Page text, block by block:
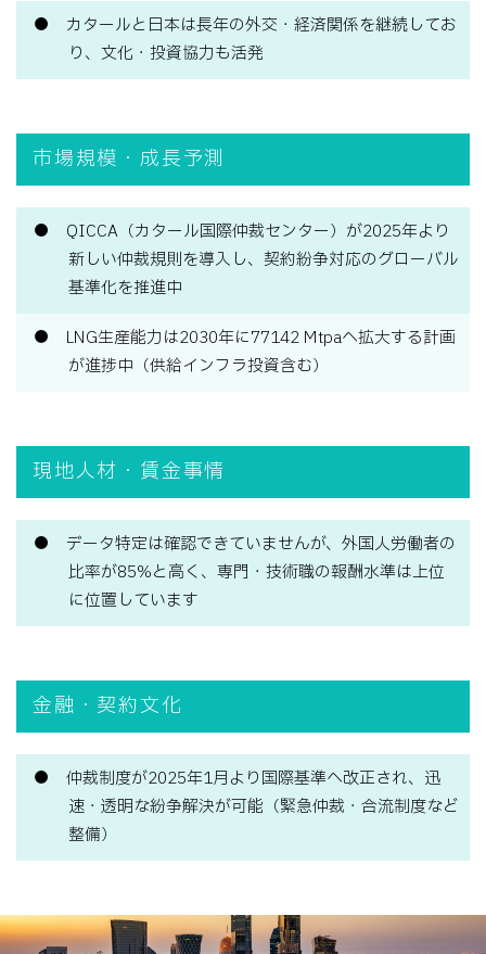
カタールと日本は長年の外交・経済関係を継続してお
り、文化・投資協力も活発
市場規模・成長予測
QICCA（カタール国際仲裁センター）が2025年より
新しい仲裁規則を導入し、契約紛争対応のグローバル
基準化を推進中
LNG生産能力は2030年に77→142 Mtpaへ拡大する計画
が進捗中（供給インフラ投資含む）
現地人材・賃金事情
データ特定は確認できていませんが、外国人労働者の
比率が85%と高く、専門・技術職の報酬水準は上位
に位置しています
金融・契約文化
仲裁制度が2025年1月より国際基準へ改正され、迅
速・透明な紛争解決が可能（緊急仲裁・合流制度など
整備）